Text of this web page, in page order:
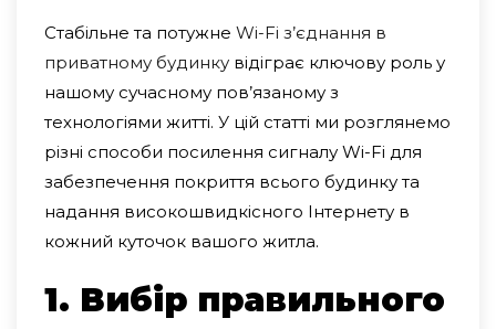
Стабільне та потужне Wi-Fi з’єднання в
приватному будинку відіграє ключову роль у
нашому сучасному пов’язаному з
технологіями житті. У цій статті ми розглянемо
різні способи посилення сигналу Wi-Fi для
забезпечення покриття всього будинку та
надання високошвидкісного Інтернету в
кожний куточок вашого житла.
1. Вибір правильного